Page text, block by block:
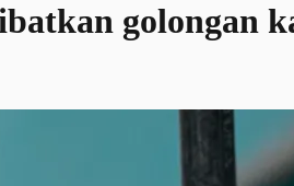
golongan